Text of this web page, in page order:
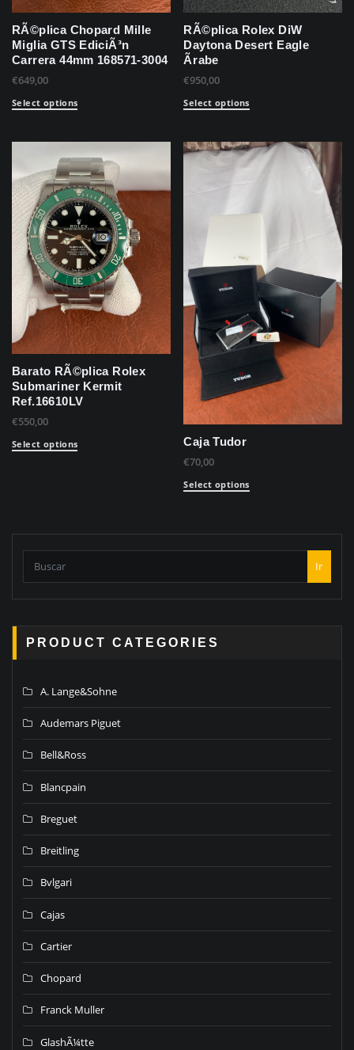
RÃ©plica Chopard Mille
Miglia GTS EdiciÃ³n
Carrera 44mm 168571-3004
€649,00
Select options
RÃ©plica Rolex DiW
Daytona Desert Eagle
Ãrabe
€950,00
Select options
Barato RÃ©plica Rolex
Submariner Kermit
Ref.16610LV
€550,00
Select options Caja Tudor
€70,00
Select options
Ir
PRODUCT CATEGORIES
A. Lange&Sohne
Audemars Piguet
Bell&Ross
Blancpain
Breguet
Breitling
Bvlgari
Cajas
Cartier
Chopard
Franck Muller
GlashÃ¼tte